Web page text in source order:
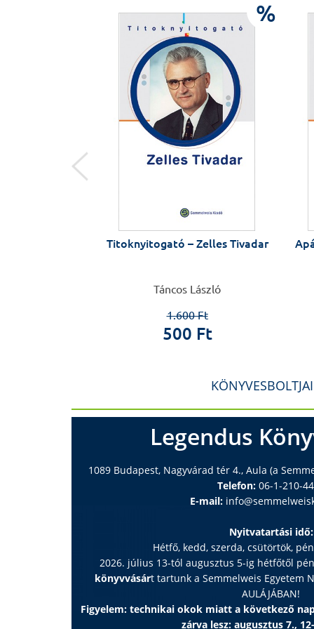
%
Titoknyitogató – Zelles Tivadar
Táncos László
Apáink
Legendus
1089 Budapest, Nagyvárad tér 4., Aula (a
Telefon:06-1-210-
E-mail:
Nyitvatartási idő:
Hétfő, kedd, szerda, csütörtök,
2026. július 13-tól augusztus 5-ig hétfőtől
könyvvásárt tartunk a Semmelweis Egyetem
AULÁJÁBAN!
Figyelem: technikai okok miatt a következő
zárva lesz: augusztus 7.,